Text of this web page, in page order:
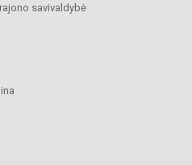
savivaldybė